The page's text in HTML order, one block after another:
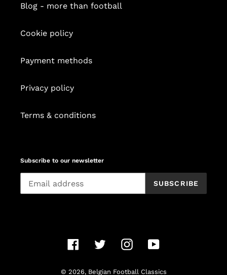
Blog - more than football
Cookie policy
Payment methods
Privacy policy
Terms & conditions
Subscribe to our newsletter
SUBSCRIBE
FacebookTwitterInstagramYouTube
© 2026, Belgian Football Classics